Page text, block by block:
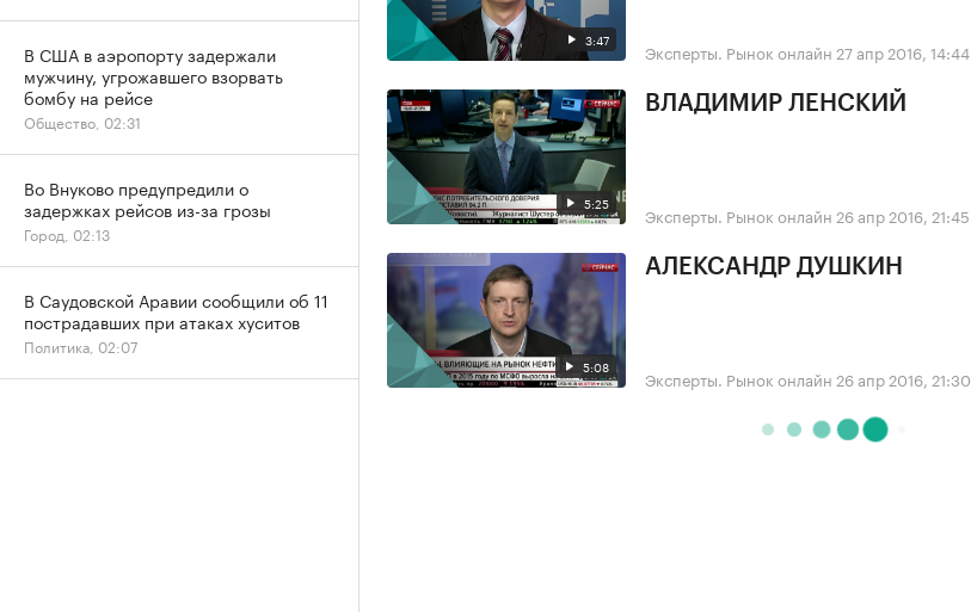
3:47 Эксперты. Рынок онлайн 27 апр 2016, 14:44
5:25
ВЛАДИМИР ЛЕНСКИЙ
Эксперты. Рынок онлайн 26 апр 2016, 21:45
5:08
АЛЕКСАНДР ДУШКИН
Эксперты. Рынок онлайн 26 апр 2016, 21:30
В США в аэропорту задержали
мужчину, угрожавшего взорвать
бомбу на рейсе
Общество, 02:31
Во Внуково предупредили о
задержках рейсов из-за грозы
Город, 02:13
В Саудовской Аравии сообщили об 11
пострадавших при атаках хуситов
Политика, 02:07